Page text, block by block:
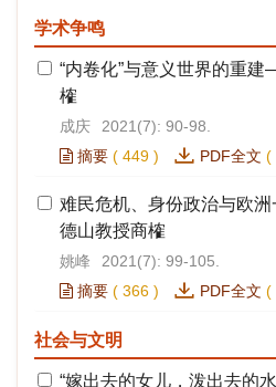
学术争鸣
“内卷化”与意义世界的重
榷
成庆
2021(7): 90-98.
摘要 ( 449 ) PDF全文 (
难民危机、身份政治与欧
德山教授商榷
姚峰
2021(7): 99-105.
摘要 ( 366 ) PDF全文 (
社会与文明
“嫁出去的女儿，泼出去的